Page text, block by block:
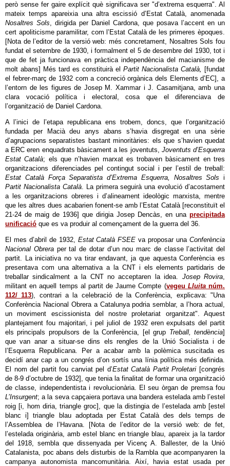
però sense fer gaire explícit què significava ser "d’extrema esquerra". Al
mateix temps apareixia una altra escissió d’Estat Català, anomenada
Nosaltres Sols, dirigida per Daniel Cardona, que posava l’accent en un
cert apoliticisme paramilitar, com l’Estat Català de les primeres èpoques.
[Nota de l’editor de la versió web: més concretament, Nosaltres Sols fou
fundat el setembre de 1930, i formalment el 5 de desembre del 1930, tot i
que de fet ja funcionava en pràctica independència del macianisme de
molt abans] Més tard es constituirà el Partit Nacionalista Català, [fundat
el febrer-març de 1932 com a concreció orgànica dels Elements d’EC], a
l’entorn de les figures de Josep M. Xammar i J. Casamitjana, amb una
clara vocació política i electoral, cosa que el diferenciava de
l’organització de Daniel Cardona.
A l’inici de l’etapa republicana ens trobem, doncs, que l’organització
fundada per Macià deu anys abans s’havia disgregat en una sèrie
d’agrupacions separatistes bastant minoritàries: els que s’havien quedat
a ERC eren enquadrats bàsicament a les joventuts, Joventuts d’Esquerra
Estat Català; els que n’havien marxat es trobaven bàsicament en tres
organitzacions diferenciades pel contingut social i per l’estil de treball:
Estat Català Força Separatista d’Extrema Esquerra, Nosaltres Sols i
Partit Nacionalista Català. La primera seguirà una evolució d’acostament
a les organitzacions obreres i d’alineament ideològic marxista, mentre
que les altres dues acabarien fonent-se amb l’Estat Català [reconstituït el
21-24 de maig de 1936] que dirigia Josep Dencàs, en una precipitada
unificació que es va produir al començament de la guerra del 36.
El mes d’abril de 1932, Estat Català FSEE va proposar unaConferència
Nacional Obrera per tal de dotar d’un nou marc de classe l’activitat del
partit. La iniciativa no va tirar endavant, ja que aquesta Conferència es
presentava com una alternativa a la CNT i els elements partidaris de
treballar sindicalment a la CNT no acceptaren la idea. Josep Rovira,
militant en aquell temps al partit de Jaume Compte (vegeu Lluitanúm.
112/ 113), contrari a la celebració de la Conferència, explicava: "Una
Conferència Nacional Obrera a Catalunya podria semblar, a l’hora actual,
un moviment escissionista del nostre proletariat organitzat". Aquest
plantejament fou majoritari, i pel juliol de 1932 eren expulsats del partit
els principals propulsors de la Conferència, [el grup Treball, tendència]
que van anar a situar-se dins els rengles de la Unió Socialista i de
l’Esquerra Republicana. Per a acabar amb la polèmica suscitada es
decidí anar cap a un congrés d’on sortís una línia política més definida.
El nom del partit fou canviat pel d’Estat Català Partit Proletari [congrés
de 8-9 d’octubre de 1932], que tenia la finalitat de formar una organització
de classe, independentista i revolucionària. El seu òrgan de premsa fou
L’Insurgent; a la seva capçaiera portava una bandera estelada amb l’estel
roig [i, hom diria, triangle groc], que la distingia de l’estelada amb [estel
blanc i] triangle blau adoptada per Estat Català des dels temps de
l’Assemblea de l’Havana. [Nota de l’editor de la versió web: de fet,
l’estelada originària, amb estel blanc en triangle blau, apareix ja la tardor
del 1918, sembla que dissenyada per Vicenç A. Ballester, de la Unió
Catalanista, poc abans dels disturbis de la Rambla que acompanyaren la
campanya autonomista mancomunitària. Així, havia estat usada per